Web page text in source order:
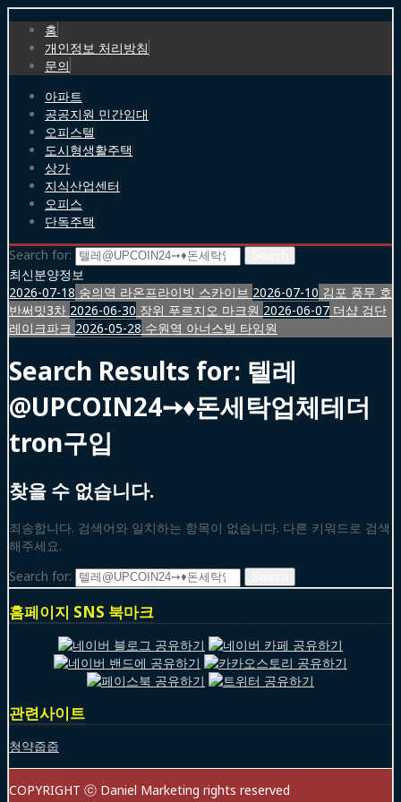
홈
개인정보 처리방침
문의
아파트
공공지원 민간임대
오피스텔
도시형생활주택
상가
지식산업센터
오피스
단독주택
Search for:
최신분양정보
2026-07-18 숭의역 라온프라이빗 스카이브 2026-07-10 김포 풍무 호
반써밋3차 2026-06-30 장위 푸르지오 마크원 2026-06-07 더샵 검단
레이크파크 2026-05-28 수원역 아너스빌 타임원
Search Results for: 텔레
@UPCOIN24➙♦돈세탁업체테더
tron구입
찾을 수 없습니다.
죄송합니다. 검색어와 일치하는 항목이 없습니다. 다른 키워드로 검색
해주세요.
Search for:
홈페이지 SNS 북마크
관련사이트
청약줍줍
COPYRIGHT ⓒ Daniel Marketing rights reserved